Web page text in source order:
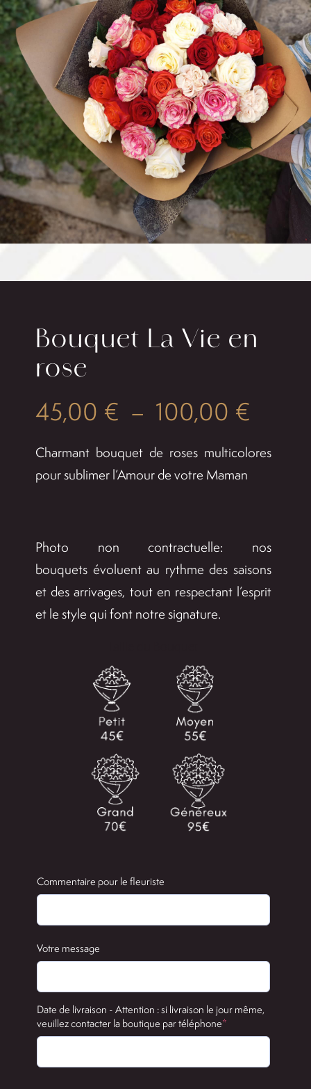
Accessoires
Deuil
Mariage
Contact
Bouquet La Vie en
rose
45,00 € – 100,00 €
de
à
Charmant bouquet de roses multicolores
pour sublimer l’Amour de votre Maman
Photo non contractuelle: nos
bouquets évoluent au rythme des saisons
et des arrivages, tout en respectant l’esprit
et le style qui font notre signature.
Commentaire pour le fleuriste
Votre message
Date de livraison - Attention : si livraison le jour même,
veuillez contacter la boutique par téléphone*(required)